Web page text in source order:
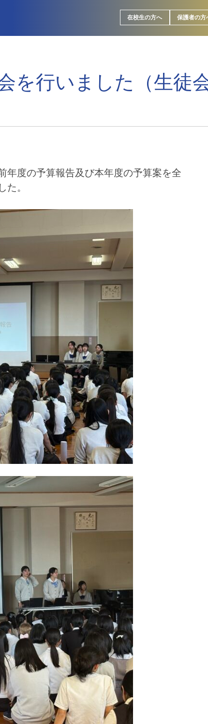
在校生の方へ 保護者の方
を行いました（生徒会
年度の予算報告及び本年度の予算案を全
た。